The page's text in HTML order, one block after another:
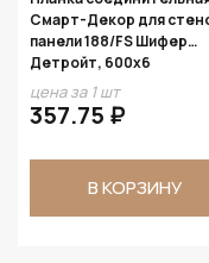
Смарт-Декор для
панели 188/FS Шифер
Детройт, 600x6
цена за 1 шт
357.75 ₽
В КОРЗИНУ